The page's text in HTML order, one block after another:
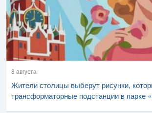
8 августа
Жители столицы выберут рисунки,
трансформаторные подстанции в парке